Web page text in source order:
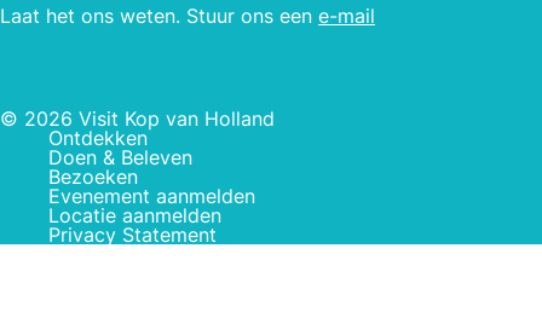
Laat het ons weten. Stuur ons een e-mail
© 2026 Visit Kop van Holland
Ontdekken
Doen & Beleven
Bezoeken
Evenement aanmelden
Locatie aanmelden
Privacy Statement